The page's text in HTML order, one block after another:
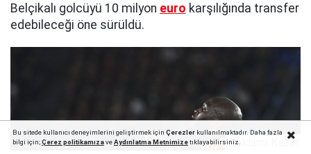
Belçikalı golcüyü 10 milyon euro karşılığında transfer
edebileceği öne sürüldü.
Bu sitede kullanıcı deneyimlerini geliştirmek için Çerezlerkullanılmaktadır. Daha fazla
bilgi için;Çerez politikamızaveAydınlatma Metnimizetıklayabilirsiniz.Reklamı Kapat